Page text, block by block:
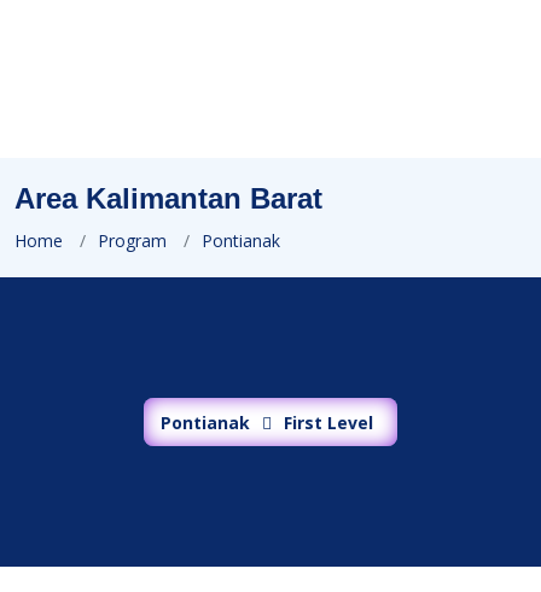
Area Kalimantan Barat
Home Program Pontianak
Pontianak First Level